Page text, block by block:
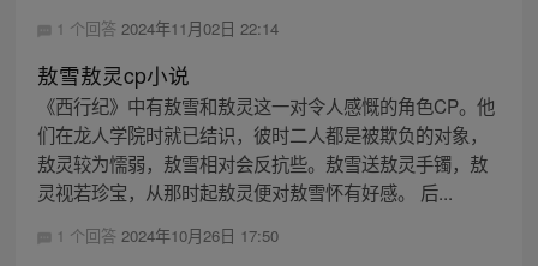
1 个回答 2024年11月02日 22:14
敖雪敖灵cp小说
《西行纪》中有敖雪和敖灵这一对令人感慨的角色CP。他
们在龙人学院时就已结识，彼时二人都是被欺负的对象，
敖灵较为懦弱，敖雪相对会反抗些。敖雪送敖灵手镯，敖
灵视若珍宝，从那时起敖灵便对敖雪怀有好感。 后...
1 个回答 2024年10月26日 17:50